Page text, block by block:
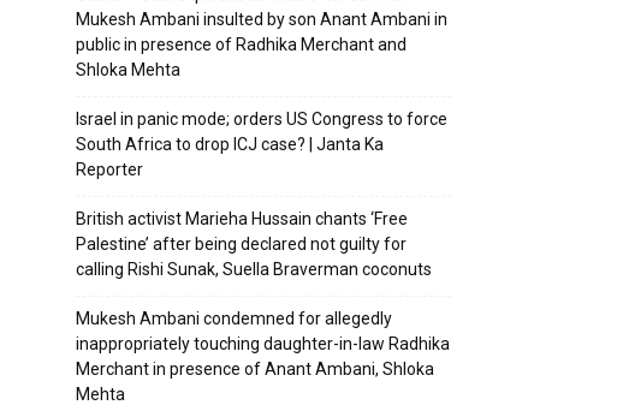
Mukesh Ambani insulted by son Anant Ambani in
public in presence of Radhika Merchant and
Shloka Mehta
Israel in panic mode; orders US Congress to force
South Africa to drop ICJ case? | Janta Ka
Reporter
British activist Marieha Hussain chants ‘Free
Palestine’ after being declared not guilty for
calling Rishi Sunak, Suella Braverman coconuts
Mukesh Ambani condemned for allegedly
inappropriately touching daughter-in-law Radhika
Merchant in presence of Anant Ambani, Shloka
Mehta